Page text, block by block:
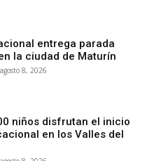
entrega parada
la ciudad de Maturín
agosto 8, 2026
niños disfrutan el inicio
en los Valles del